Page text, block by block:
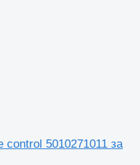
control 5010271011 за